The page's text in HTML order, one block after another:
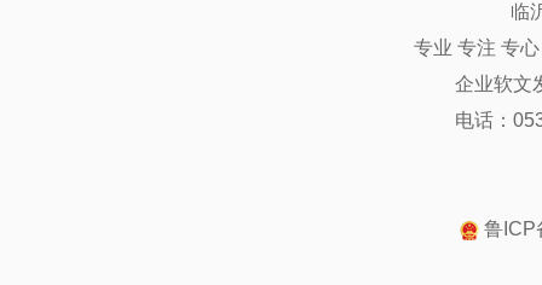
临
专业 专注 专
企业软文
电话：
鲁ICP